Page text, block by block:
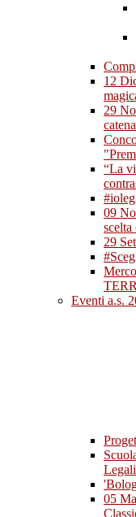
12
29
“La
09
29
Eventi a.s.
05